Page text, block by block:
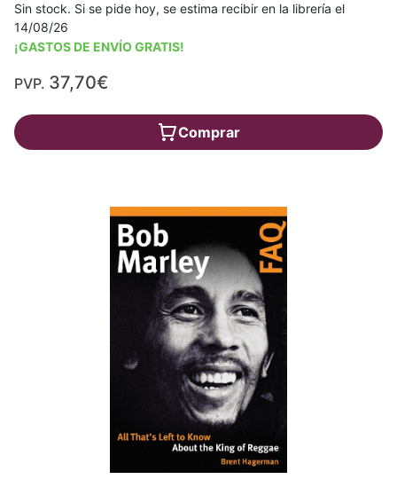
Sin stock. Si se pide hoy, se estima recibir en la librería el
14/08/26
¡GASTOS DE ENVÍO GRATIS!
PVP. 37,70€
Comprar